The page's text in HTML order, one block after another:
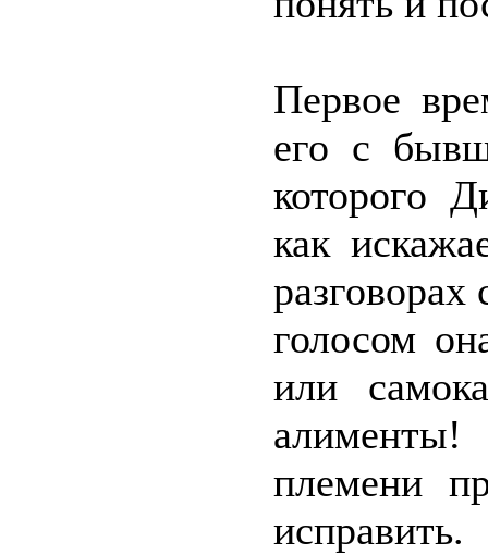
Первое
его с
которого
как
голосом
или
племени
исправить.